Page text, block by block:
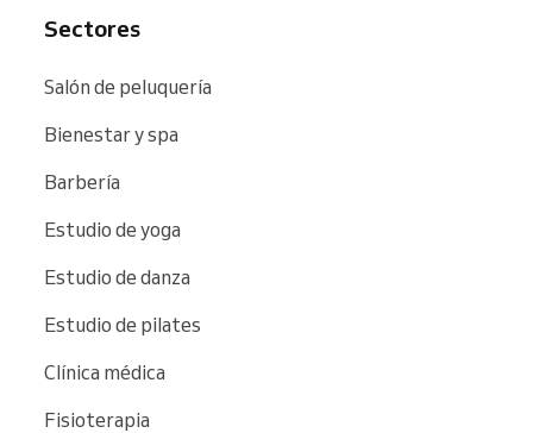
Sectores
Salón de peluquería
Bienestar y spa
Barbería
Estudio de yoga
Estudio de danza
Estudio de pilates
Clínica médica
Fisioterapia